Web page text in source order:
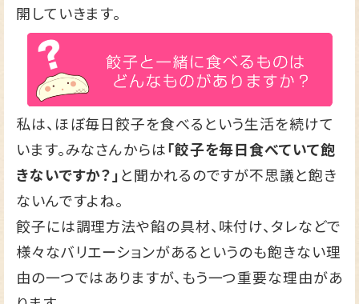
開していきます。
私は、ほぼ毎日餃子を食べるという生活を続けて
います。みなさんからは「餃子を毎日食べていて飽
きないですか？」と聞かれるのですが不思議と飽き
ないんですよね。
餃子には調理方法や餡の具材、味付け、タレなどで
様々なバリエーションがあるというのも飽きない理
由の一つではありますが、もう一つ重要な理由があ